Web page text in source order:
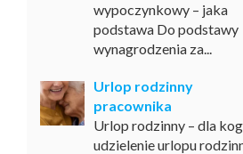
wypoczynkowy – jaka
podstawa Do podstawy
wynagrodzenia za...
Urlop rodzinny
pracownika
Urlop rodzinny – dla
udzielenie urlopu